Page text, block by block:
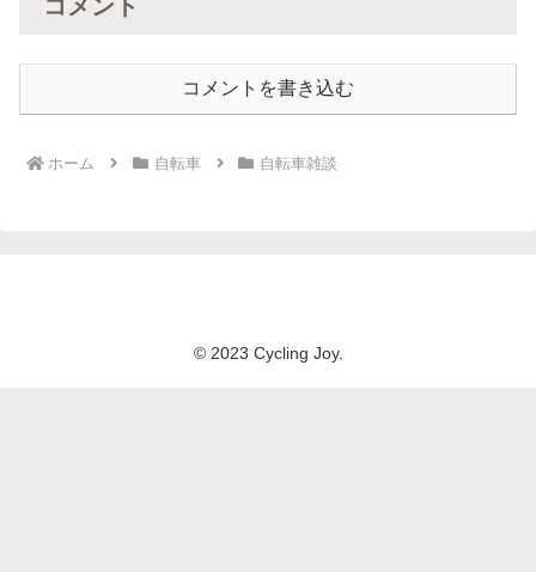
コメント
コメントを書き込む
ホーム 自転車 自転車雑談
© 2023 Cycling Joy.